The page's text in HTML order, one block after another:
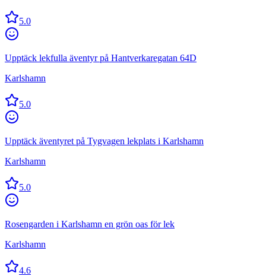
5.0
Upptäck lekfulla äventyr på Hantverkaregatan 64D
Karlshamn
5.0
Upptäck äventyret på Tygvagen lekplats i Karlshamn
Karlshamn
5.0
Rosengarden i Karlshamn en grön oas för lek
Karlshamn
4.6